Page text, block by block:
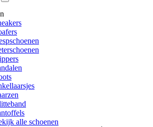
alle schoenen